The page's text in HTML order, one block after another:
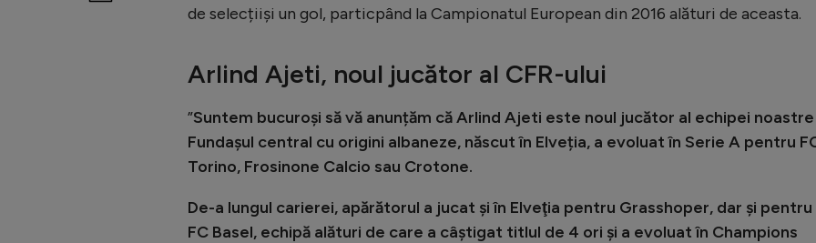
de selecțiiși un gol, particpând la Campionatul European din 2016 alături de aceasta.
Arlind Ajeti, noul jucător al CFR-ului
”Suntem bucuroși să vă anunțăm că Arlind Ajeti este noul jucător al echipei
Fundașul central cu origini albaneze, născut în Elveția, a evoluat în Serie A pentru
Torino, Frosinone Calcio sau Crotone.
De-a lungul carierei, apărătorul a jucat și în Elveţia pentru Grasshoper, dar și pentru
FC Basel, echipă alături de care a câștigat titlul de 4 ori și a evoluat în Champions